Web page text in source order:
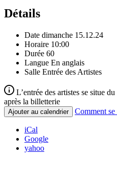
Détails
Date dimanche 15.12.24
Horaire 10:00
Durée 60
Langue En anglais
Salle Entrée des Artistes
L’entrée des artistes se situe
après la billetterie
Ajouter au calendrier Comment se
iCal
Google
yahoo